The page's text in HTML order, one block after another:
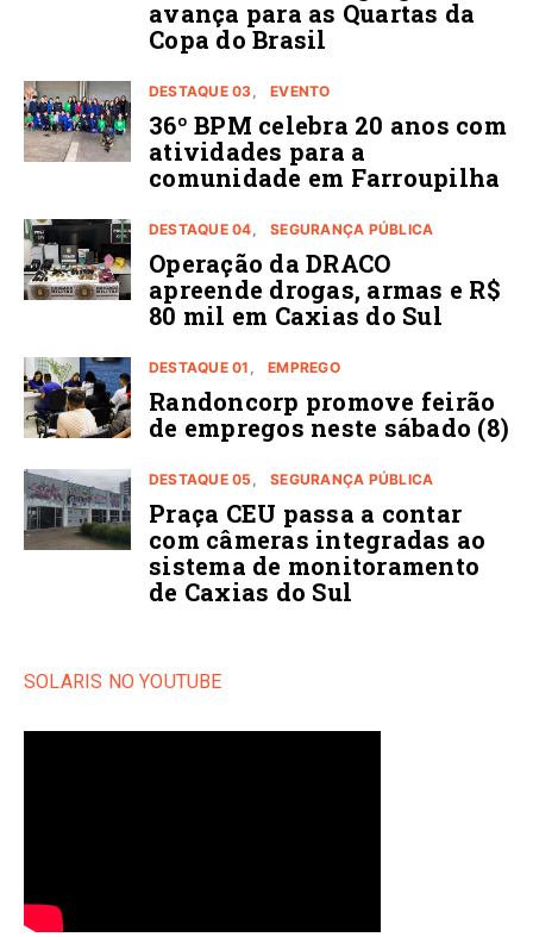
avança para as Quartas da
Copa do Brasil
DESTAQUE 03 EVENTO
36º BPM celebra 20 anos com
atividades para a
comunidade em Farroupilha
DESTAQUE 04 SEGURANÇA PÚBLICA
Operação da DRACO
apreende drogas, armas e R$
80 mil em Caxias do Sul
DESTAQUE 01 EMPREGO
Randoncorp promove feirão
de empregos neste sábado (8)
DESTAQUE 05 SEGURANÇA PÚBLICA
Praça CEU passa a contar
com câmeras integradas ao
sistema de monitoramento
de Caxias do Sul
SOLARIS NO YOUTUBE